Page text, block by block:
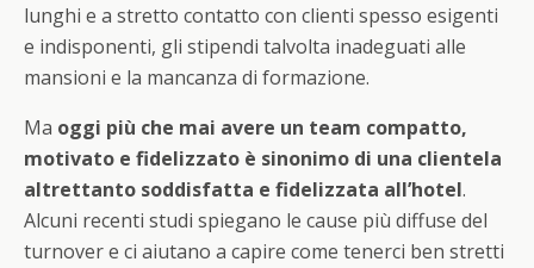
lunghi e a stretto contatto con clienti spesso esigenti
e indisponenti, gli stipendi talvolta inadeguati alle
mansioni e la mancanza di formazione.
Ma oggi più che mai avere un team compatto,
motivato e fidelizzato è sinonimo di una clientela
altrettanto soddisfatta e fidelizzata all’hotel.
Alcuni recenti studi spiegano le cause più diffuse del
turnover e ci aiutano a capire come tenerci ben stretti